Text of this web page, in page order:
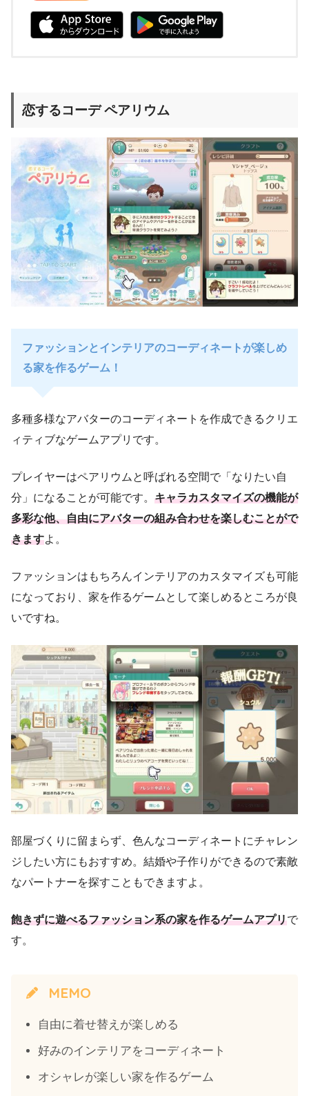
恋するコーデ ペアリウム
ファッションとインテリアのコーディネートが楽しめ
る家を作るゲーム！
多種多様なアバターのコーディネートを作成できるクリエ
ィティブなゲームアプリです。
プレイヤーはペアリウムと呼ばれる空間で「なりたい自
分」になることが可能です。 キャラカスタマイズの機能が
多彩な他、自由にアバターの組み合わせを楽しむことがで
きますよ。
ファッションはもちろんインテリアのカスタマイズも可能
になっており、家を作るゲームとして楽しめるところが良
いですね。
部屋づくりに留まらず、色んなコーディネートにチャレン
ジしたい方にもおすすめ。結婚や子作りができるので素敵
なパートナーを探すこともできますよ。
飽きずに遊べるファッション系の家を作るゲームアプリで
す。
MEMO
自由に着せ替えが楽しめる
好みのインテリアをコーディネート
オシャレが楽しい家を作るゲーム